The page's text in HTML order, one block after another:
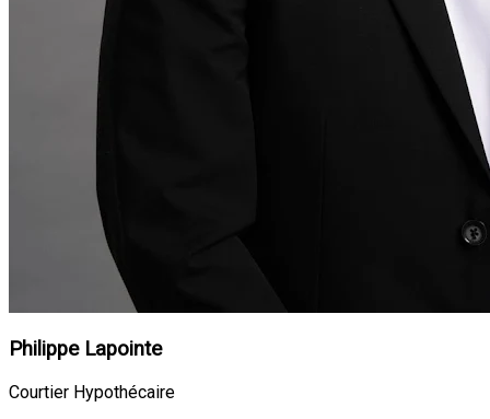
Philippe Lapointe
Courtier Hypothécaire